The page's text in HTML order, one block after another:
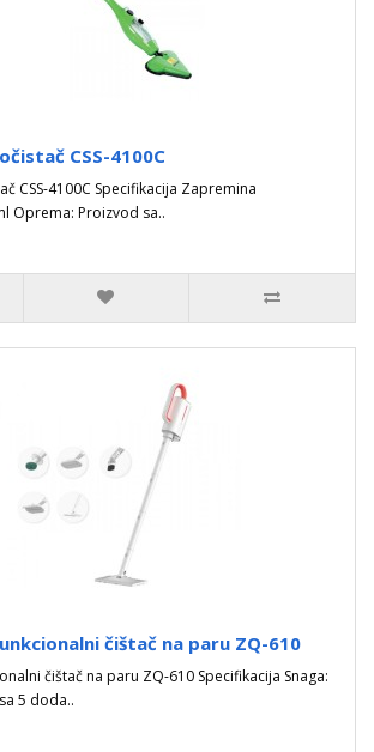
CSS-4100C
CSS-4100C Specifikacija Zapremina
Oprema: Proizvod sa..
čištač na paru ZQ-610
čištač na paru ZQ-610 Specifikacija Snaga:
5 doda..